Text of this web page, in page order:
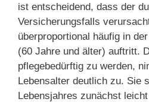
ist entscheidend, dass der
Versicherungsfalls
überproportional häufig in
(60 Jahre und älter) auftritt.
pflegebedürftig zu werden,
Lebensalter deutlich zu. Sie
Lebensjahres zunächst